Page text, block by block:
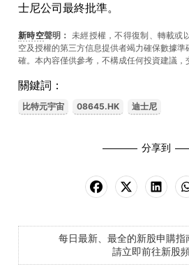
士尼公司最終批準。
新時空聲明： 未經授權，不得復制、轉載或
空及授權的第三方信息提供者竭力確保數據
確。本內容僅供參考，不構成任何投資建議，
關鍵詞：
比特元宇宙 08645.HK 迪士尼
分享到
每日最新、最全的新股申購指
請立即前往新股